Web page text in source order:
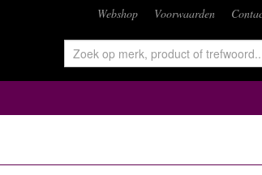
Webshop Voorwaarden